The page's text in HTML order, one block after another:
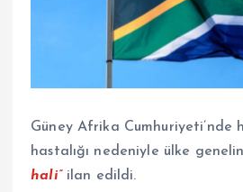
Güney Afrika Cumhuriyeti’nde
hastalığı nedeniyle ülke
hali”ilan edildi.